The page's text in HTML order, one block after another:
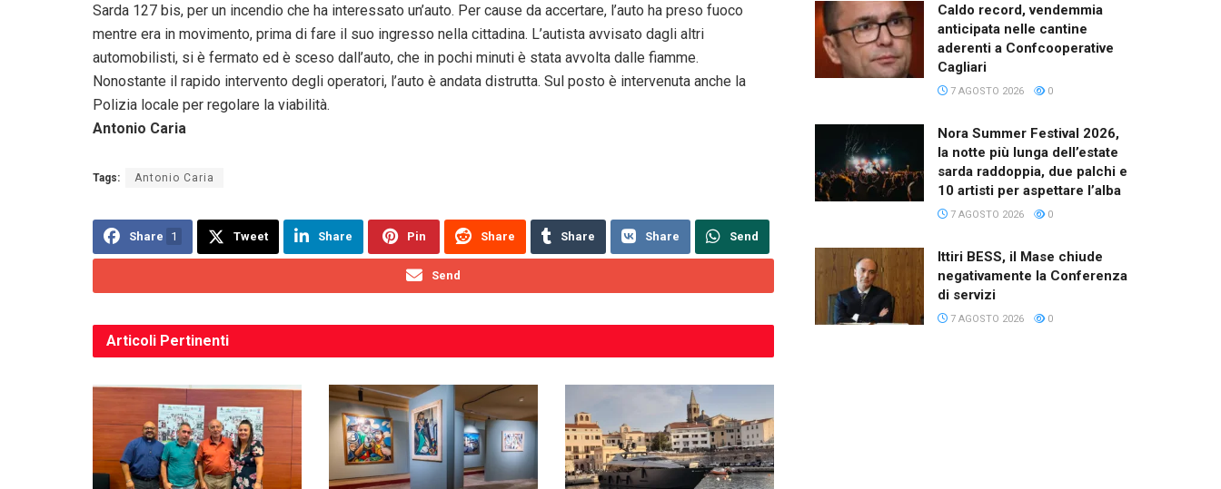
Sarda 127 bis, per un incendio che ha interessato un’auto. Per cause da accertare, l’auto ha preso fuoco
mentre era in movimento, prima di fare il suo ingresso nella cittadina. L’autista avvisato dagli altri
automobilisti, si è fermato ed è sceso dall’auto, che in pochi minuti è stata avvolta dalle fiamme.
Nonostante il rapido intervento degli operatori, l’auto è andata distrutta. Sul posto è intervenuta anche la
Polizia locale per regolare la viabilità.
Antonio Caria
Tags: Antonio Caria
Share 1 Tweet Share Pin Share Share Share Send
Send
Articoli Pertinenti
Caldo record, vendemmia
anticipata nelle cantine
aderenti a Confcooperative
Cagliari
7 AGOSTO 2026 0
Nora Summer Festival 2026,
la notte più lunga dell’estate
sarda raddoppia, due palchi e
10 artisti per aspettare l’alba
7 AGOSTO 2026 0
Ittiri BESS, il Mase chiude
negativamente la Conferenza
di servizi
7 AGOSTO 2026 0